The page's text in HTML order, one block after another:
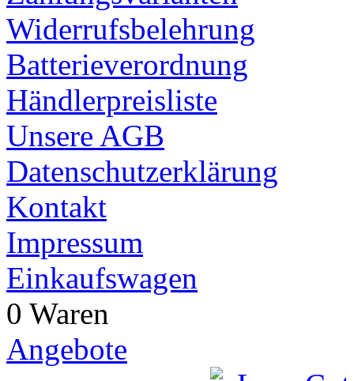
Widerrufsbelehrung
Batterieverordnung
Händlerpreisliste
Unsere AGB
Datenschutzerklärung
Kontakt
Impressum
Einkaufswagen
0 Waren
Angebote